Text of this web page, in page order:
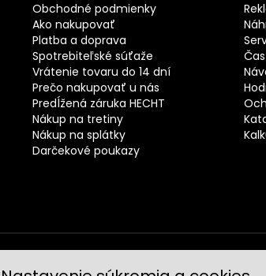
Obchodné podmienky
Ako nakupovať
Platba a doprava
Spotrebiteľské súťaže
Vrátenie tovaru do 14 dní
Prečo nakupovať u nás
Predĺžená záruka HECHT
Nákup na tretiny
Nákup na splátky
Darčekové poukazy